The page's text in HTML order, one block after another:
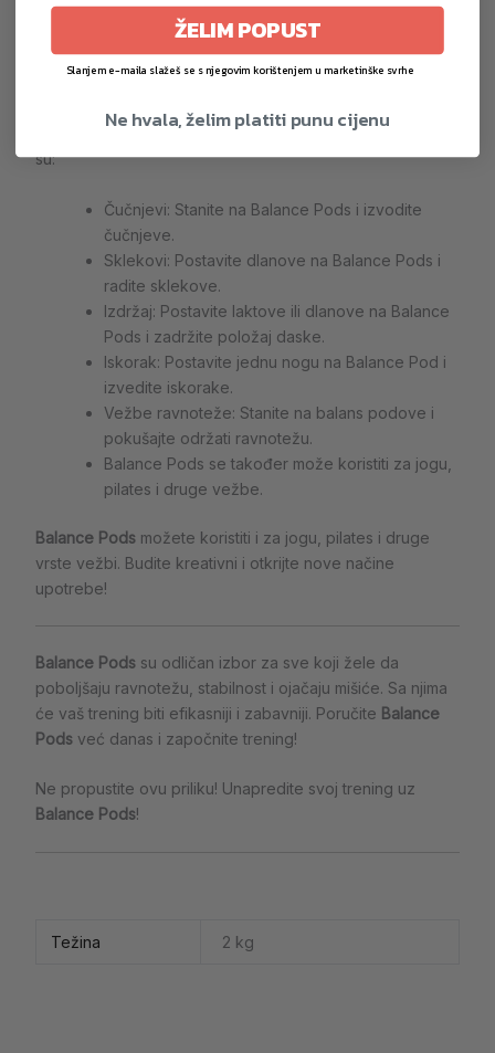
Boja: crna
Sadržaj pakovanja: 2 x Balance Pods, 1 x pumpa
Balance Pods se mogu koristiti za razne vežbe kao što
su:
Čučnjevi: Stanite na Balance Pods i izvodite
čučnjeve.
Sklekovi: Postavite dlanove na Balance Pods i
radite sklekove.
Izdržaj: Postavite laktove ili dlanove na Balance
Pods i zadržite položaj daske.
Iskorak: Postavite jednu nogu na Balance Pod i
izvedite iskorake.
Vežbe ravnoteže: Stanite na balans podove i
pokušajte održati ravnotežu.
Balance Pods se također može koristiti za jogu,
pilates i druge vežbe.
Balance Pods možete koristiti i za jogu, pilates i druge
vrste vežbi. Budite kreativni i otkrijte nove načine
upotrebe!
Balance Pods su odličan izbor za sve koji žele da
poboljšaju ravnotežu, stabilnost i ojačaju mišiće. Sa njima
će vaš trening biti efikasniji i zabavniji. Poručite Balance
Pods već danas i započnite trening!
Ne propustite ovu priliku! Unapredite svoj trening uz
Balance Pods!
Težina 2 kg
ŽELIM POPUST
Slanjem e-maila slažeš se s njegovim korištenjem u marketinške svrhe
Ne hvala, želim platiti punu cijenu